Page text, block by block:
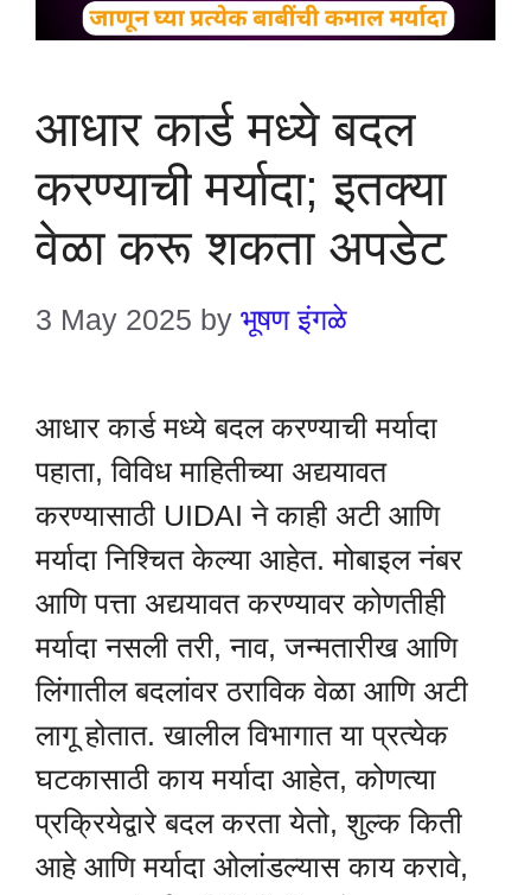
आधार कार्ड मध्ये बदल
करण्याची मर्यादा; इतक्या
वेळा करू शकता अपडेट
3 May 2025 by भूषण इंगळे
आधार कार्ड मध्ये बदल करण्याची मर्यादा
पहाता, विविध माहितीच्या अद्ययावत
करण्यासाठी UIDAI ने काही अटी आणि
मर्यादा निश्चित केल्या आहेत. मोबाइल नंबर
आणि पत्ता अद्ययावत करण्यावर कोणतीही
मर्यादा नसली तरी, नाव, जन्मतारीख आणि
लिंगातील बदलांवर ठराविक वेळा आणि अटी
लागू होतात. खालील विभागात या प्रत्येक
घटकासाठी काय मर्यादा आहेत, कोणत्या
प्रक्रियेद्वारे बदल करता येतो, शुल्क किती
आहे आणि मर्यादा ओलांडल्यास काय करावे,